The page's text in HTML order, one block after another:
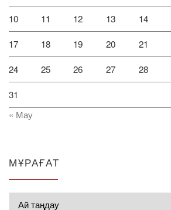
10 11 12 13 14
17 18 19 20 21
24 25 26 27 28
31
« Мау
МҰРАҒАТ